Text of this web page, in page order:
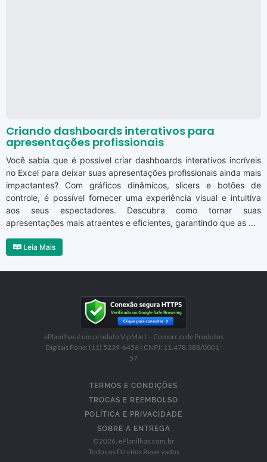
Criando dashboards interativos para
apresentações profissionais
Você sabia que é possível criar dashboards interativos incríveis
no Excel para deixar suas apresentações profissionais ainda mais
impactantes? Com gráficos dinâmicos, slicers e botões de
controle, é possível fornecer uma experiência visual e intuitiva
aos seus espectadores. Descubra como tornar suas
apresentações mais atraentes e eficientes, garantindo que as ...
Leia Mais
ePlanilhas é um produto VipMart – Comercio de Produtos
Digitais Fone: (11) 5239-6456 | CNPJ: 11.478.388/0001-
57
TERMOS E CONDIÇÕES
TROCAS E REEMBOLSO
POLÍTICA E PRIVACIDADE
SOBRE A ENTREGA
©2026 , ePlanilhas.com.br
Todos os Direitos Reservados